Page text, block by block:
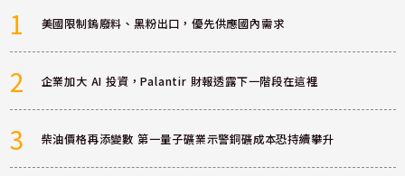
1 美國限制鎢廢料、黑粉出口，優先供應國內需求
2 企業加大 AI 投資，Palantir 財報透露下一階段在這裡
3 柴油價格再添變數 第一量子礦業示警銅礦成本恐持續攀升